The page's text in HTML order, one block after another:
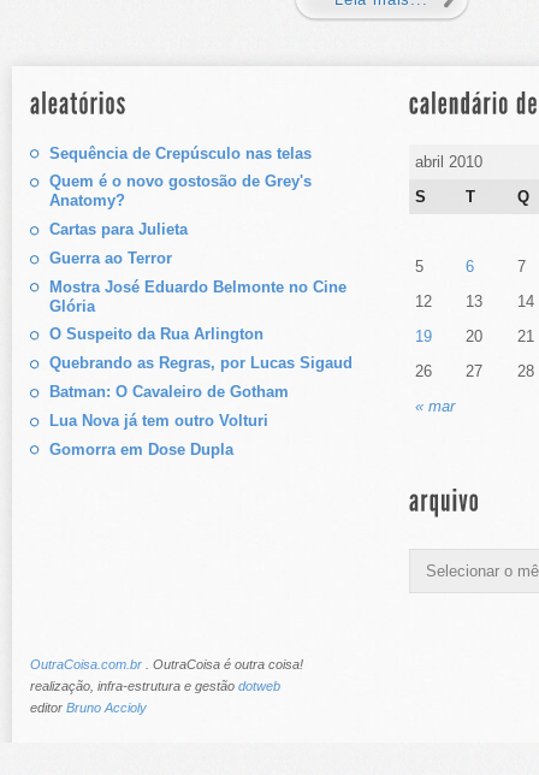
Sequência de Crepúsculo nas telas
Quem é o novo gostosão de Grey's
Anatomy?
Cartas para Julieta
Guerra ao Terror
Mostra José Eduardo Belmonte no Cine
Glória
O Suspeito da Rua Arlington
Quebrando as Regras, por Lucas Sigaud
Batman: O Cavaleiro de Gotham
Lua Nova já tem outro Volturi
Gomorra em Dose Dupla
abril 2010
S
T Q
« mar
5 6
7
12
13
14
19
20
21
26
27 28
OutraCoisa.com.br . OutraCoisa é outra coisa!
realização, infra-estrutura e gestão dotweb
editor Bruno Accioly